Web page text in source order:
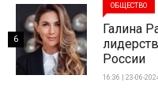
ОБЩЕСТВО
Галина
России
16:36 | 23-06-
6